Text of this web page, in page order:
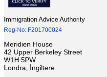
Immigration Advice Authority
Reg-No: F201700024
Meridien House
42 Upper Berkeley Street
W1H 5PW
Londra, İngiltere